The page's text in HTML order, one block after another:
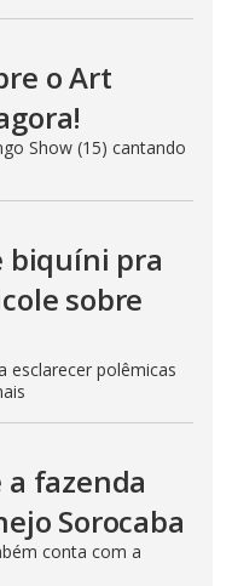
o Art
Show (15) cantando
biquíni pra
sobre
esclarecer polêmicas
fazenda
Sorocaba
conta com a